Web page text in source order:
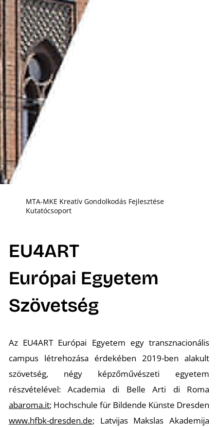
MTA-MKE Kreatív Gondolkodás Fejlesztése
Kutatócsoport
EU4ART
Európai Egyetem
Szövetség
Az EU4ART Európai Egyetem egy transznacionális
campus létrehozása érdekében 2019-ben alakult
szövetség, négy képzőművészeti egyetem
részvételével: Academia di Belle Arti di Roma
abaroma.it; Hochschule für Bildende Künste Dresden
www.hfbk-dresden.de; Latvijas Makslas Akademija